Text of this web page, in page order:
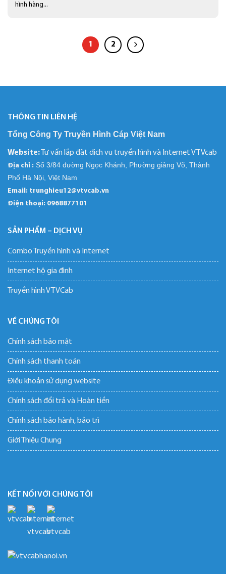
hình hàng...
1 2
THÔNG TIN LIÊN HỆ
Tổng Công Ty Truyền Hình Cáp Việt Nam
Website: Tư vấn lắp đặt dịch vụ truyền hình và Internet VTVcab
Địa chỉ : Số 3/84 đường Ngọc Khánh, Phường giảng Võ, Thành
Phố Hà Nội, Việt Nam
Email: trunghieu12@vtvcab.vn
Điện thoại: 0968877101
SẢN PHẨM – DỊCH VỤ
Combo Truyền hình và Internet
Internet hộ gia đình
Truyền hình VTVCab
VỀ CHÚNG TÔI
Chính sách bảo mật
Chính sách thanh toán
Điều khoản sử dụng website
Chính sách đổi trả và Hoàn tiền
Chính sách bảo hành, bảo trì
Giới Thiệu Chung
KẾT NỐI VỚI CHÚNG TÔI